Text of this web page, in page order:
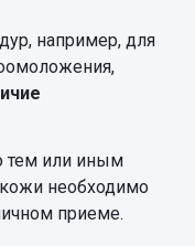
например, для
тем или иным
необходимо
приеме.